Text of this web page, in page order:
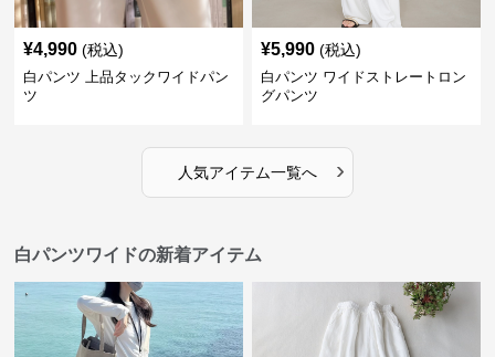
¥4,990 (税込)
白パンツ 上品タックワイドパン
ツ
¥5,990 (税込)
白パンツ ワイドストレートロン
グパンツ
人気アイテム一覧へ ›
白パンツワイドの新着アイテム